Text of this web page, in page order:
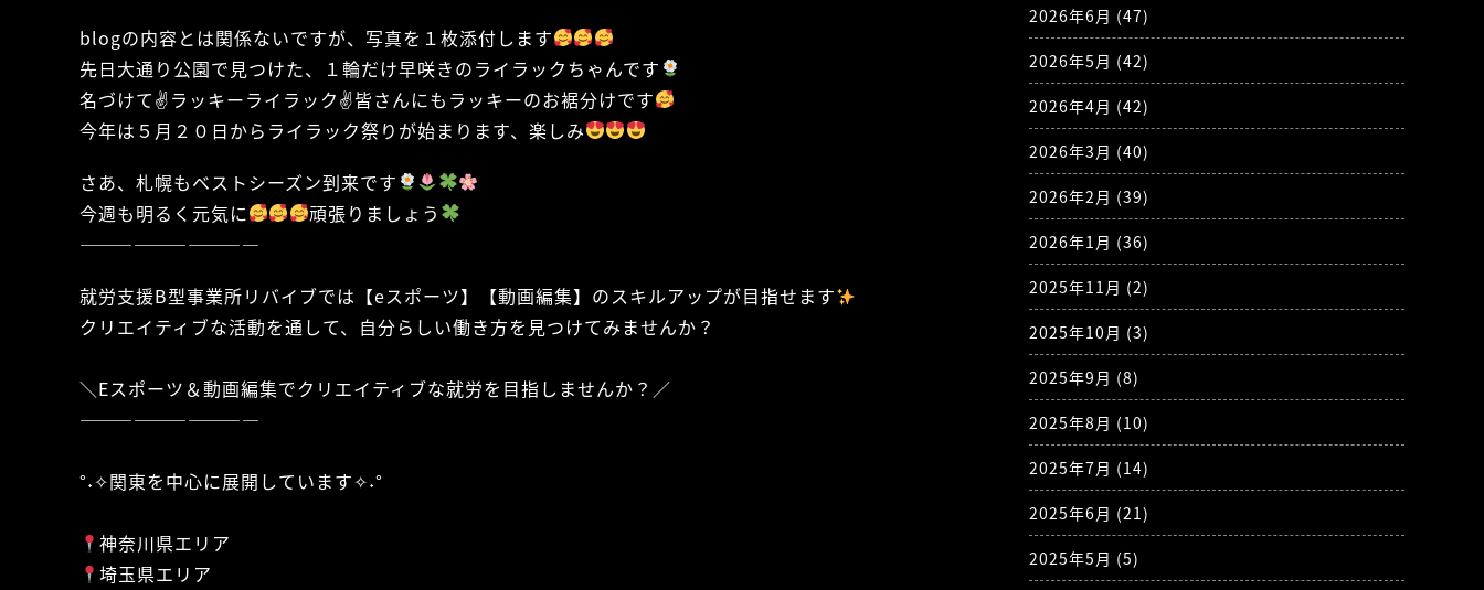
blogの内容とは関係ないですが、写真を１枚添付します
先日大通り公園で見つけた、１輪だけ早咲きのライラックちゃんです
名づけて✌ラッキーライラック✌皆さんにもラッキーのお裾分けです
今年は５月２０日からライラック祭りが始まります、楽しみ
さあ、札幌もベストシーズン到来です
今週も明るく元気に
頑張りましょう
——————————
就労支援B型事業所リバイブでは【eスポーツ】【動画編集】のスキルアップが目指せます
クリエイティブな活動を通して、自分らしい働き方を見つけてみませんか？
＼Eスポーツ＆動画編集でクリエイティブな就労を目指しませんか？／
——————————
°˖✧関東を中心に展開しています✧˖°
神奈川県エリア
埼玉県エリア
2026年6月 (47)
2026年5月 (42)
2026年4月 (42)
2026年3月 (40)
2026年2月 (39)
2026年1月 (36)
2025年11月 (2)
2025年10月 (3)
2025年9月 (8)
2025年8月 (10)
2025年7月 (14)
2025年6月 (21)
2025年5月 (5)